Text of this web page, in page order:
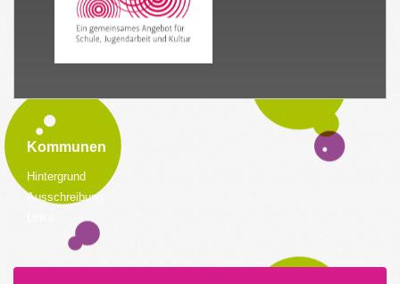
Kommunen
Hintergrund
Ausschreibung